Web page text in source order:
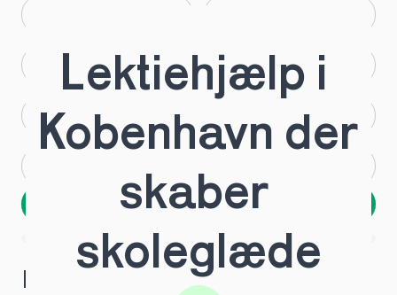
HTX HF
IB EUX
Næste
1 ud af 9 for at finde den rette tutor
Hvilken årgang?
Lektiehjælp i
Kobenhavn der
skaber
skoleglæde